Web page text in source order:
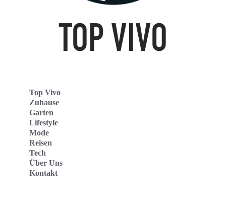
Top Vivo
Zuhause
Garten
Lifestyle
Mode
Reisen
Tech
Über Uns
Kontakt